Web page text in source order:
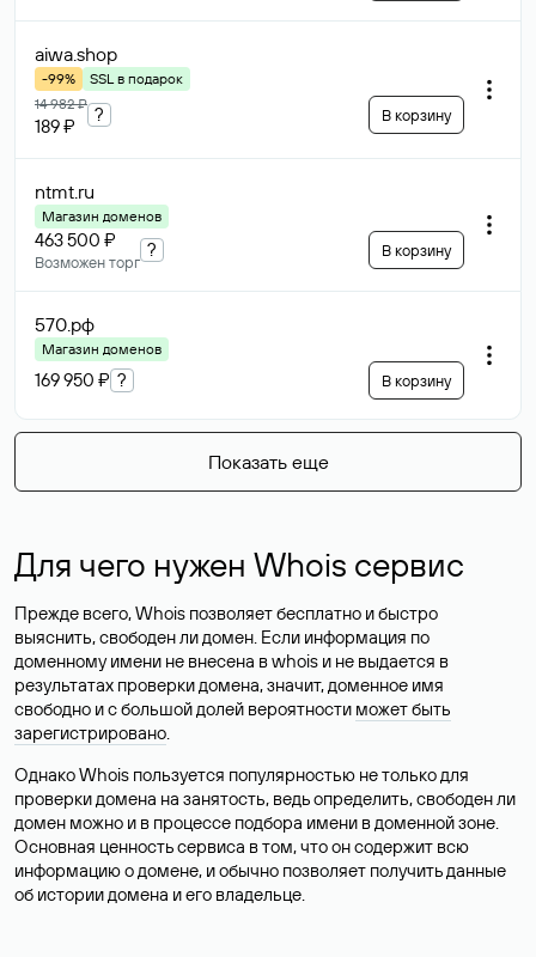
aiwa.shop
-99%
SSL в подарок
14 982 ₽
189 ₽
? В корзину
ntmt.ru
Магазин доменов
463 500 ₽
Возможен торг
? В корзину
570.рф
Магазин доменов
169 950 ₽ ? В корзину
Показать еще
Для чего нужен Whois сервис
Прежде всего, Whois позволяет бесплатно и быстро
выяснить, свободен ли домен. Если информация по
доменному имени не внесена в whois и не выдается в
результатах проверки домена, значит, доменное имя
свободно и с большой долей вероятности может быть
зарегистрировано.
Однако Whois пользуется популярностью не только для
проверки домена на занятость, ведь определить, свободен ли
домен можно и в процессе подбора имени в доменной зоне.
Основная ценность сервиса в том, что он содержит всю
информацию о домене, и обычно позволяет получить данные
об истории домена и его владельце.